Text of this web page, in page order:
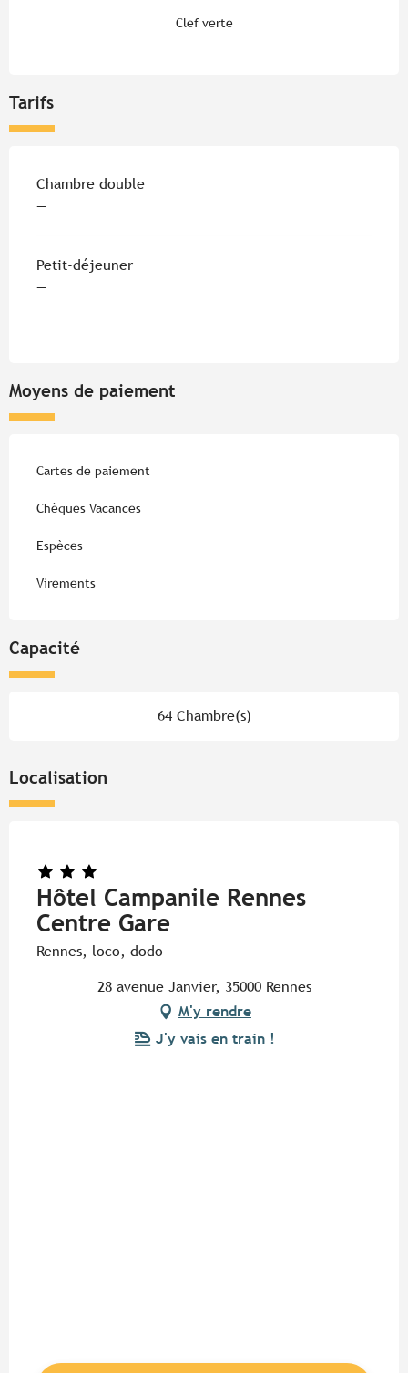
Clef verte
Tarifs
Tarifs 2026
Chambre double
—
Petit-déjeuner
—
Moyens de paiement
Cartes de paiement
Chèques Vacances
Espèces
Virements
Capacité
64 Chambre(s)
Localisation
Hôtel Campanile Rennes
Centre Gare
Rennes, loco, dodo
28 avenue Janvier, 35000 Rennes
M'y rendre
J'y vais en train !